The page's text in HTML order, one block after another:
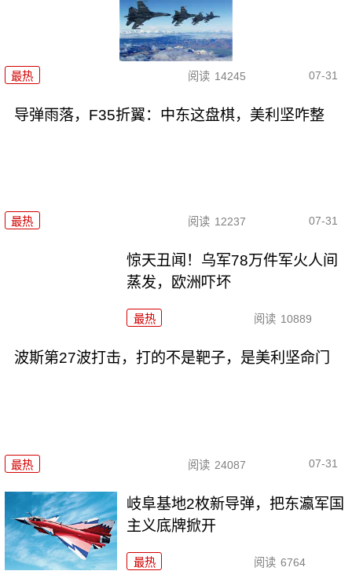
最热 阅读 14245 07-31
导弹雨落，F35折翼：中东这盘棋，美利坚咋整
最热 阅读 12237 07-31
惊天丑闻！乌军78万件军火人间
蒸发，欧洲吓坏
最热 阅读 10889
波斯第27波打击，打的不是靶子，是美利坚命门
最热 阅读 24087 07-31
岐阜基地2枚新导弹，把东瀛军国
主义底牌掀开
最热 阅读 6764